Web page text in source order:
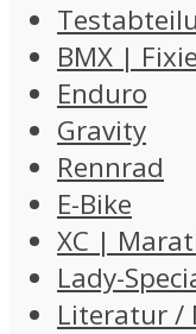
BMX |
Enduro
Gravity
Rennrad
E-Bike
XC |
Lady-
Literatur /